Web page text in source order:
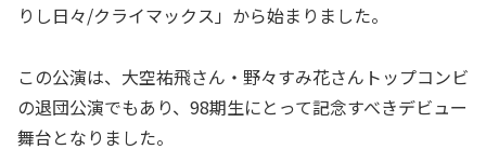
りし日々/クライマックス」から始まりました。
この公演は、大空祐飛さん・野々すみ花さんトップコンビ
の退団公演でもあり、98期生にとって記念すべきデビュー
舞台となりました。